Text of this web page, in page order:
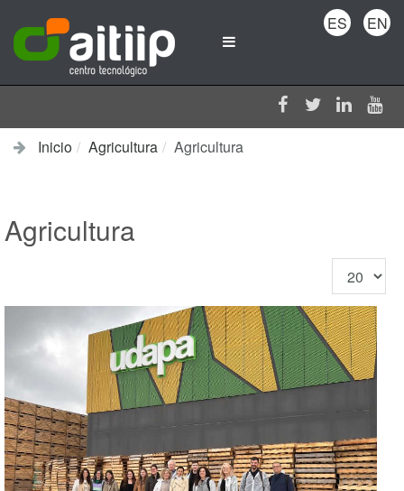
Inicio Agricultura Agricultura
Agricultura
Cantidad
a
mostrar
ES EN